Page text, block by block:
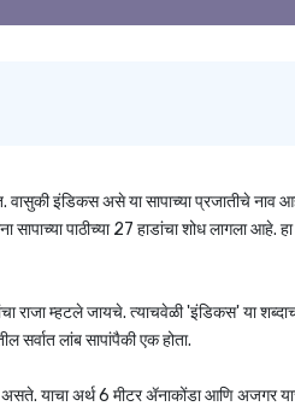
वासुकी इंडिकस असे या सापाच्या प्रजातीचे
सापाच्या पाठीच्या 27 हाडांचा शोध लागला
राजा म्हटले जायचे. त्याचवेळी 'इंडिकस' या
सर्वात लांब सापांपैकी एक होता.
याचा अर्थ 6 मीटर ॲनाकोंडा आणि अजगर